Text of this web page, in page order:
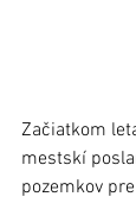
Začiatkom
mestskí
pozemkov